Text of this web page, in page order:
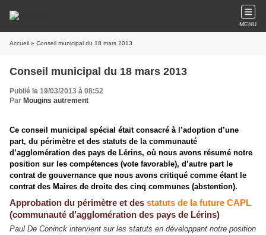
MENU
Accueil » Conseil municipal du 18 mars 2013
Conseil municipal du 18 mars 2013
Publié le 19/03/2013 à 08:52
Par Mougins autrement
Ce conseil municipal spécial était consacré à l’adoption d’une
part, du périmètre et des statuts de la communauté
d’agglomération des pays de Lérins, où nous avons résumé notre
position sur les compétences (vote favorable), d’autre part le
contrat de gouvernance que nous avons critiqué comme étant le
contrat des Maires de droite des cinq communes (abstention).
Approbation du périmètre et des statuts de la future CAPL
(communauté d’agglomération des pays de Lérins)
Paul De Coninck intervient sur les statuts en développant notre position